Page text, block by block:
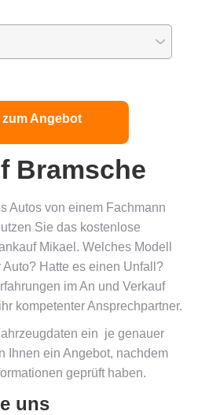
zum Angebot
Bramsche
Autos von einem Fachmann
Sie das kostenlose
Mikael. Welches Modell
Hatte es einen Unfall?
im An und Verkauf
kompetenter Ansprechpartner.
ein  je genauer
Ihnen ein Angebot, nachdem
geprüft haben.
uns